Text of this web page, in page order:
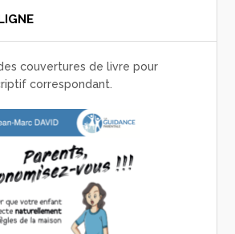
couvertures de livre pour
correspondant.